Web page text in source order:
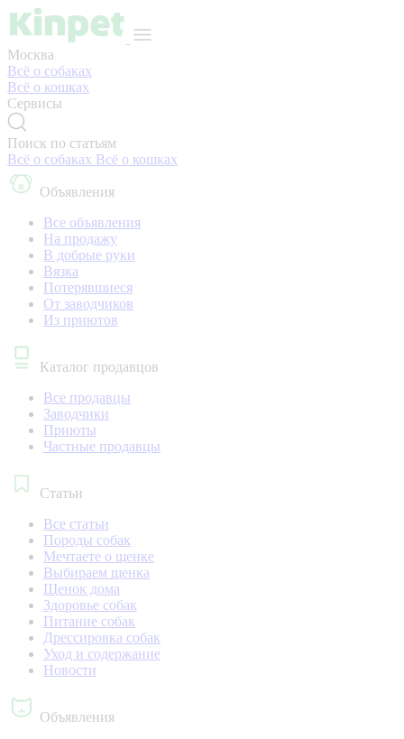
Москва
Всё о собаках
Всё о кошках
Сервисы
Поиск по статьям
Всё о собаках Всё о кошках
Объявления
Все объявления
На продажу
В добрые руки
Вязка
Потерявшиеся
От заводчиков
Из приютов
Каталог продавцов
Все продавцы
Заводчики
Приюты
Частные продавцы
Статьи
Все статьи
Породы собак
Мечтаете о щенке
Выбираем щенка
Щенок дома
Здоровье собак
Питание собак
Дрессировка собак
Уход и содержание
Новости
Объявления